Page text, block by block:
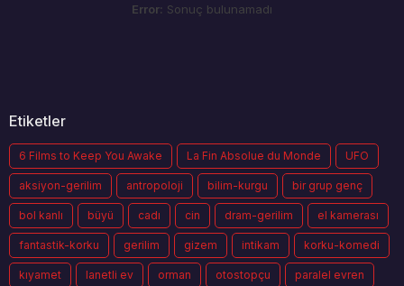
Error: Sonuç bulunamadı
Etiketler
6 Films to Keep You Awake La Fin Absolue du Monde UFO
aksiyon-gerilim antropoloji bilim-kurgu bir grup genç
bol kanlı büyü cadı cin dram-gerilim el kamerası
fantastik-korku gerilim gizem intikam korku-komedi
kıyamet lanetli ev orman otostopçu paralel evren